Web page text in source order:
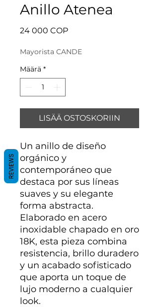
Anillo Atenea
24 000 COPHinta
Mayorista CANDE
Määrä *
LISÄÄ OSTOSKORIIN
Un anillo de diseño
orgánico y
contemporáneo que
destaca por sus líneas
suaves y su elegante
forma abstracta.
Elaborado en acero
inoxidable chapado en oro
18K, esta pieza combina
resistencia, brillo duradero
y un acabado sofisticado
que aporta un toque de
lujo moderno a cualquier
look.
REVIEWS